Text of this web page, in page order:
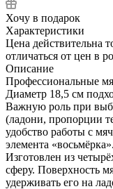
Хочу в подарок
Характеристики
Цена действительна
отличаться от цен в
Описание
Профессиональные
Диаметр 18,5 см
Важную роль при
(ладони, пропорции
удобство работы с
элемента «восьмёрка».
Изготовлен из
сферу. Поверхность
удерживать его на